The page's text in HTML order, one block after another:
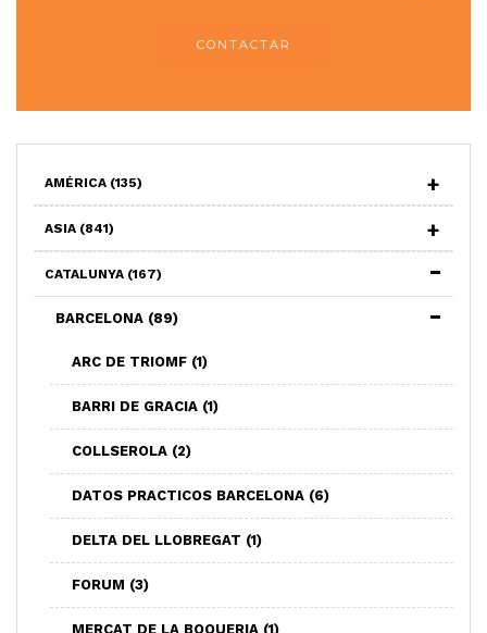
CONTACTAR
AMÉRICA (135)
ASIA (841)
CATALUNYA (167)
BARCELONA (89)
ARC DE TRIOMF (1)
BARRI DE GRACIA (1)
COLLSEROLA (2)
DATOS PRACTICOS BARCELONA (6)
DELTA DEL LLOBREGAT (1)
FORUM (3)
MERCAT DE LA BOQUERIA (1)